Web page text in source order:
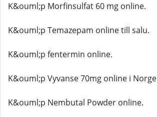
K&ouml;p Morfinsulfat 60 mg online.
K&ouml;p Temazepam online till salu.
K&ouml;p fentermin online.
K&ouml;p Vyvanse 70mg online i Norge
K&ouml;p Nembutal Powder online.